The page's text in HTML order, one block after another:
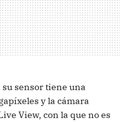
sensor tiene una
y la cámara
View, con la que no es